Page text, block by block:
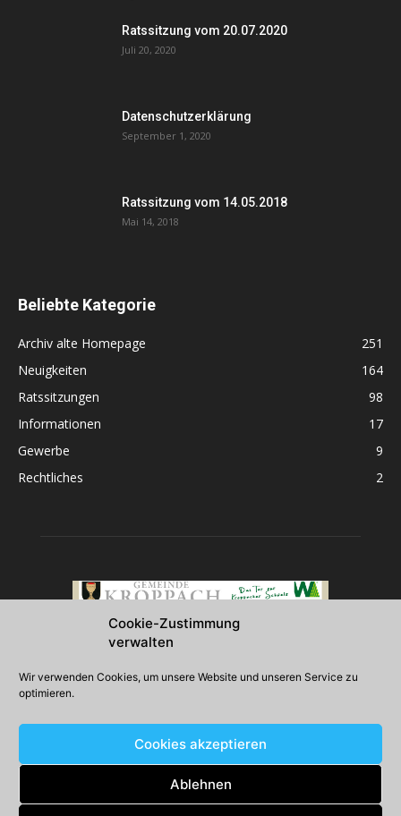
Cookie-Zustimmung
verwalten
Wir verwenden Cookies, um unsere Website und unseren Service zu
optimieren.
Cookies akzeptieren
Ablehnen
Ratssitzung vom 20.07.2020
Juli 20, 2020
Datenschutzerklärung
September 1, 2020
Ratssitzung vom 14.05.2018
Mai 14, 2018
Beliebte Kategorie
Archiv alte Homepage
251
Neuigkeiten
164
Ratssitzungen
98
Informationen
17
Gewerbe
9
Rechtliches
2